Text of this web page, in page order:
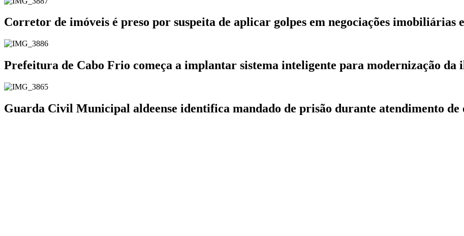
Corretor de imóveis é preso por suspeita de aplicar golpes em negociações imobiliárias
Prefeitura de Cabo Frio começa a implantar sistema inteligente para modernização da
Guarda Civil Municipal aldeense identifica mandado de prisão durante atendimento de